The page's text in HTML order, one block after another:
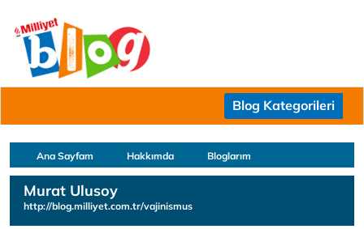
Blog Kategorileri
Ana Sayfam Hakkımda Bloglarım
Murat Ulusoy
http://blog.milliyet.com.tr/vajinismus